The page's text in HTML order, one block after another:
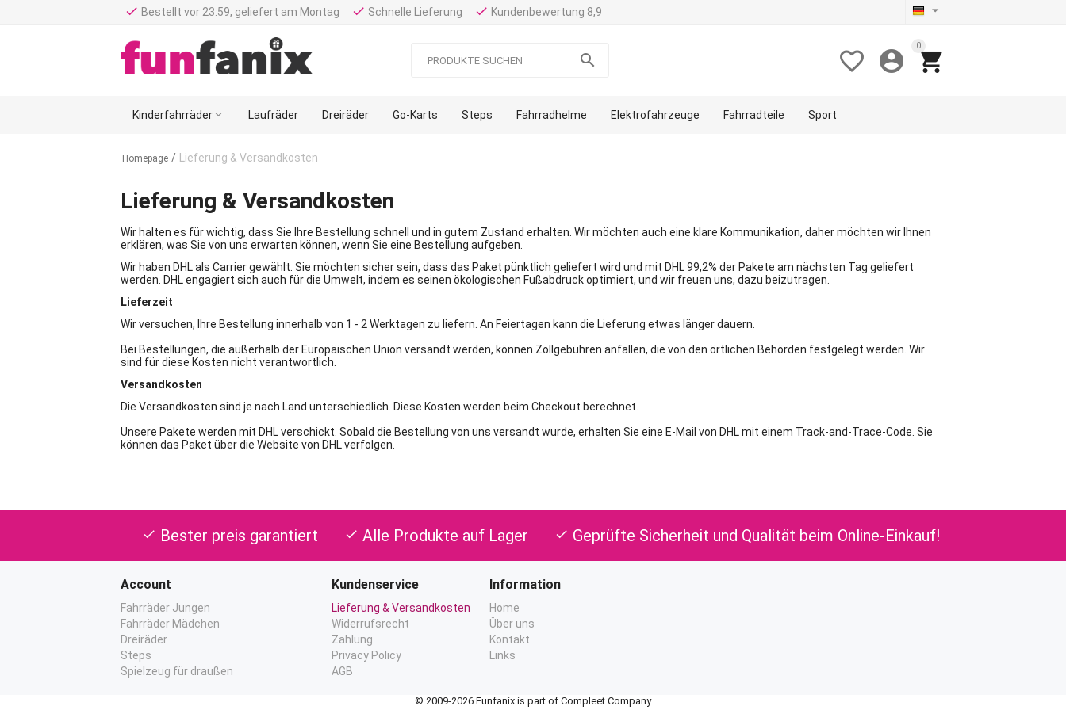
done Bestellt vor 23:59, geliefert am Montag done Schnelle Lieferung done Kundenbewertung 8,9

0



Kinderfahrräder  Laufräder Dreiräder Go-Karts Steps Fahrradhelme Elektrofahrzeuge Fahrradteile Sport
Homepage / Lieferung & Versandkosten
Lieferung & Versandkosten
Wir halten es für wichtig, dass Sie Ihre Bestellung schnell und in gutem Zustand erhalten. Wir möchten auch eine klare Kommunikation, daher möchten wir Ihnen
erklären, was Sie von uns erwarten können, wenn Sie eine Bestellung aufgeben.
Wir haben DHL als Carrier gewählt. Sie möchten sicher sein, dass das Paket pünktlich geliefert wird und mit DHL 99,2% der Pakete am nächsten Tag geliefert
werden. DHL engagiert sich auch für die Umwelt, indem es seinen ökologischen Fußabdruck optimiert, und wir freuen uns, dazu beizutragen.
Lieferzeit
Wir versuchen, Ihre Bestellung innerhalb von 1 - 2 Werktagen zu liefern. An Feiertagen kann die Lieferung etwas länger dauern.
Bei Bestellungen, die außerhalb der Europäischen Union versandt werden, können Zollgebühren anfallen, die von den örtlichen Behörden festgelegt werden. Wir
sind für diese Kosten nicht verantwortlich.
Versandkosten
Die Versandkosten sind je nach Land unterschiedlich. Diese Kosten werden beim Checkout berechnet.
Unsere Pakete werden mit DHL verschickt. Sobald die Bestellung von uns versandt wurde, erhalten Sie eine E-Mail von DHL mit einem Track-and-Trace-Code. Sie
können das Paket über die Website von DHL verfolgen.
check Bester preis garantiert check Alle Produkte auf Lager check Geprüfte Sicherheit und Qualität beim Online-Einkauf!
Account
Fahrräder Jungen
Fahrräder Mädchen
Dreiräder
Steps
Spielzeug für draußen
Kundenservice
Lieferung & Versandkosten
Widerrufsrecht
Zahlung
Privacy Policy
AGB
Information
Home
Über uns
Kontakt
Links
© 2009-2026 Funfanix is part of Compleet Company